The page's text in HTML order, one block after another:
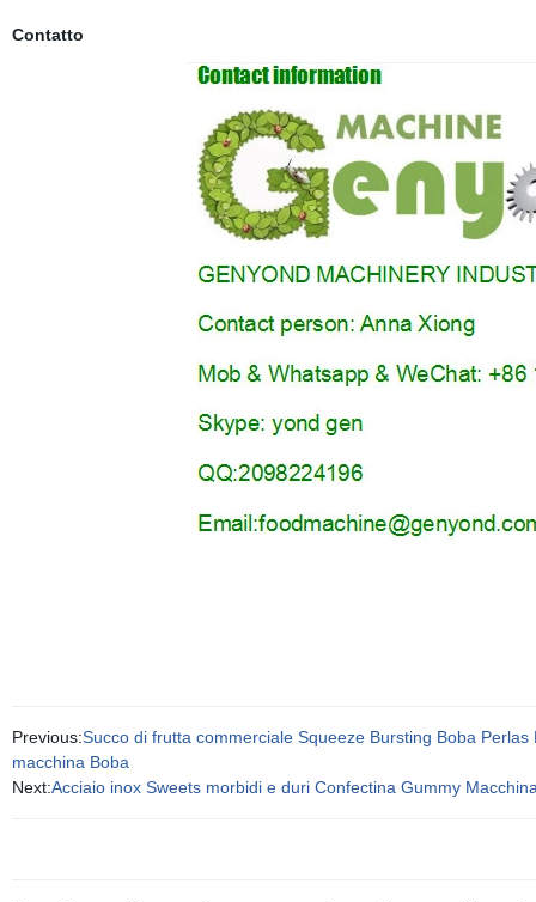
Contatto
Previous:Succo di frutta commerciale Squeeze Bursting Boba
macchina Boba
Next:Acciaio inox Sweets morbidi e duri Confectina Gummy